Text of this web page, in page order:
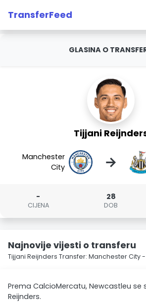
TransferFeed
GLASINA O
Tijjani
Manchester
City
→
-
CIJENA
28
DOB
Najnovije vijesti o transferu
Tijjani Reijnders Transfer: Manchester City
Prema CalcioMercatu, Newcastleu se
Reijnders.